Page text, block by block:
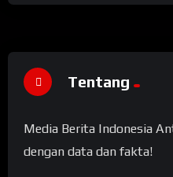
Tentang
Media Berita Indonesia
dengan data dan fakta!